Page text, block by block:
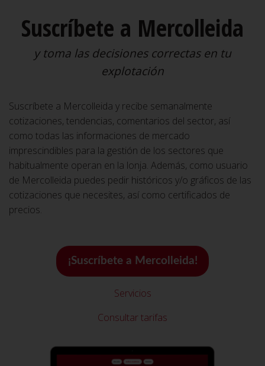
Suscríbete a Mercolleida
y toma las decisiones correctas en tu
explotación
Suscríbete a Mercolleida y recibe semanalmente
cotizaciones, tendencias, comentarios del sector, así
como todas las informaciones de mercado
imprescindibles para la gestión de los sectores que
habitualmente operan en la lonja. Además, como usuario
de Mercolleida puedes pedir históricos y/o gráficos de las
cotizaciones que necesites, así como certificados de
precios.
¡Suscríbete a Mercolleida!
Servicios
Consultar tarifas